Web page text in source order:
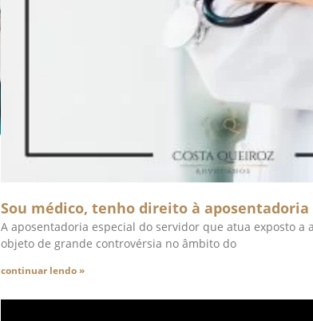
Sou médico, tenho direito à aposentadoria
A aposentadoria especial do servidor que atua exposto a
objeto de grande controvérsia no âmbito do
continuar lendo »